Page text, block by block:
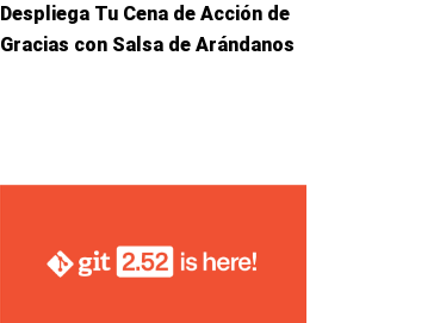
Despliega Tu Cena de Acción de
Gracias con Salsa de Arándanos